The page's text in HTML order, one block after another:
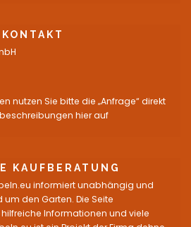
KONTAKT
nutzen Sie bitte die „Anfrage“ direkt
hier auf
KAUFBERATUNG
informiert unabhängig und
den Garten. Die Seite
Informationen und viele